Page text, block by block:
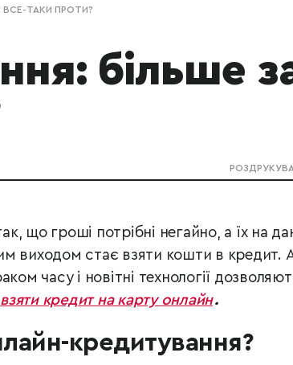
ВСЕ-ТАКИ ПРОТИ?
більше
що гроші потрібні негайно, а їх на
виходом стає взяти кошти в кредит.
часу і новітні технології
взяти кредит на карту онлайн.
кредитування?